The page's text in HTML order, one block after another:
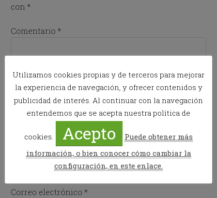
con*
Comentario*
Correo electrónico*
Utilizamos cookies propias y de terceros para mejorar
la experiencia de navegación, y ofrecer contenidos y
publicidad de interés. Al continuar con la navegación
entendemos que se acepta nuestra política de
cookies. Acepto
Puede obtener más
información, o bien conocer cómo cambiar la
configuración, en este enlace.